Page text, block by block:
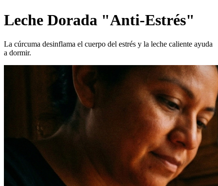
Leche Dorada "Anti-Estrés"
La cúrcuma desinflama el cuerpo del estrés y la leche caliente ayuda
a dormir.